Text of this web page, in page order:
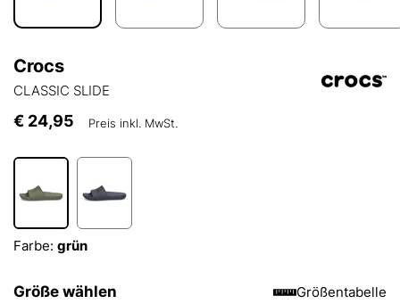
Crocs
CLASSIC SLIDE
€ 24,95 Preis inkl. MwSt.
Farbe: grün
Größe wählen Größentabelle